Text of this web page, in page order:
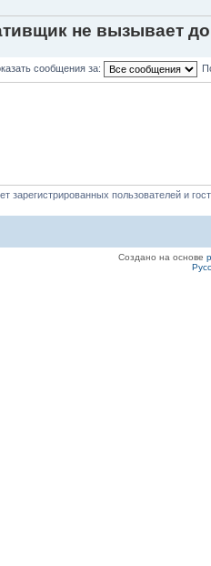
не вызывает
сообщения за:
зарегистрированных пользователей и
Создано на основе